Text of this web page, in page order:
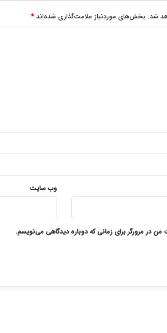
شد. بخش‌های موردنیاز علامت‌گذاری شده‌اند*
وب‌ سایت
من در مرورگر برای زمانی که دوباره دیدگاهی می‌نویسم.